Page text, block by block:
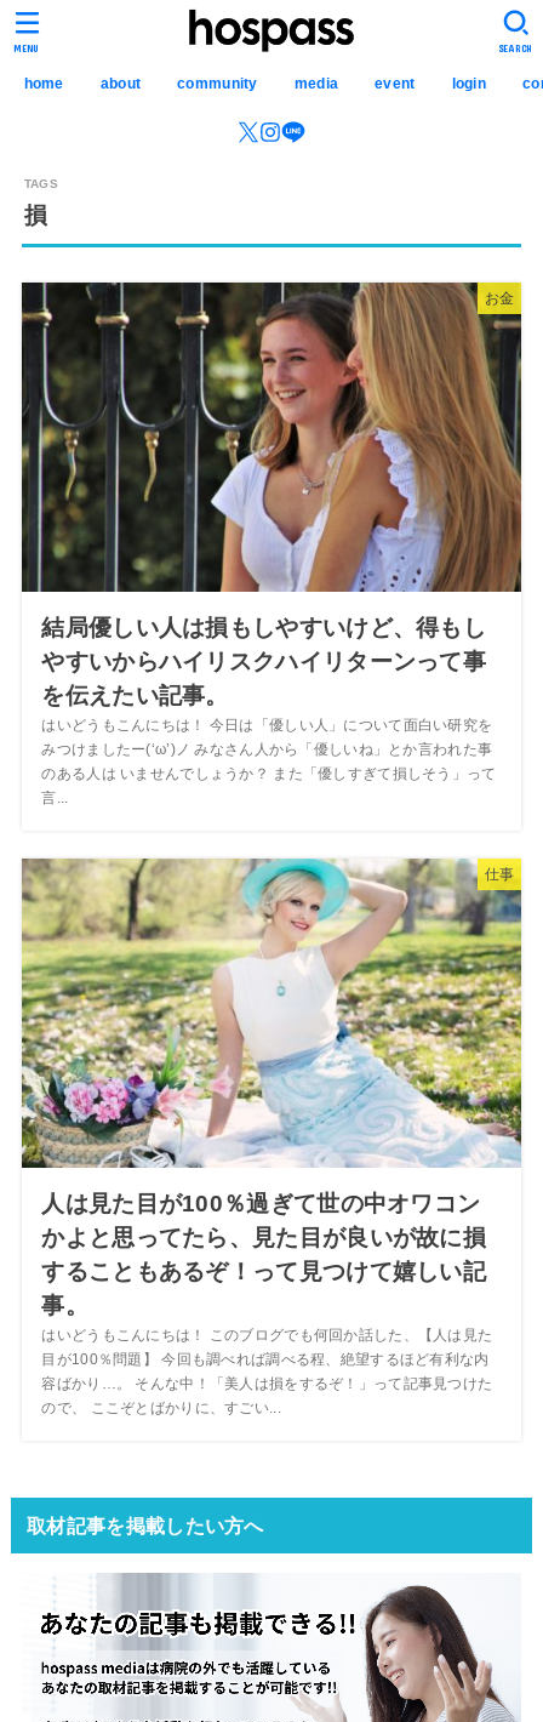
hospass media
home about community media event login
SEARCH
MENU
損
お金
結局優しい人は損もしやすいけど、得もし
やすいからハイリスクハイリターンって事
を伝えたい記事。
はいどうもこんにちは！ 今日は「優しい人」について面白い研究を
みつけましたー(‘ω’)ノ みなさん人から「優しいね」とか言われた事
のある人は いませんでしょうか？ また「優しすぎて損しそう」って
言...
仕事
人は見た目が100％過ぎて世の中オワコン
かよと思ってたら、見た目が良いが故に損
することもあるぞ！って見つけて嬉しい記
事。
はいどうもこんにちは！ このブログでも何回か話した、【人は見た
目が100％問題】 今回も調べれば調べる程、絶望するほど有利な内
容ばかり…。 そんな中！「美人は損をするぞ！」って記事見つけた
ので、 ここぞとばかりに、すごい...
取材記事を掲載したい方へ